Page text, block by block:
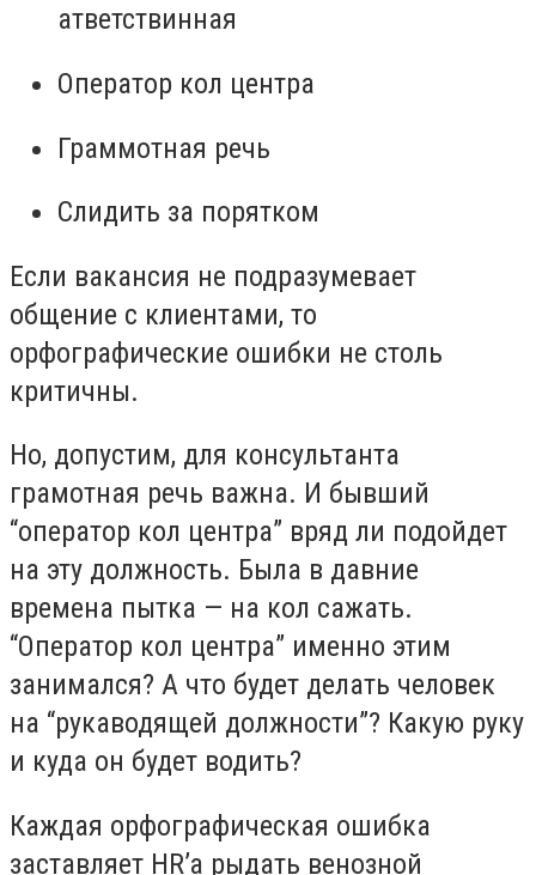
атветствинная
Оператор кол центра
Граммотная речь
Слидить за порятком
Если вакансия не подразумевает
общение с клиентами, то
орфографические ошибки не столь
критичны.
Но, допустим, для консультанта
грамотная речь важна. И бывший
“оператор кол центра” вряд ли подойдет
на эту должность. Была в давние
времена пытка — на кол сажать.
“Оператор кол центра” именно этим
занимался? А что будет делать человек
на “рукаводящей должности”? Какую руку
и куда он будет водить?
Каждая орфографическая ошибка
заставляет HR’a рыдать венозной